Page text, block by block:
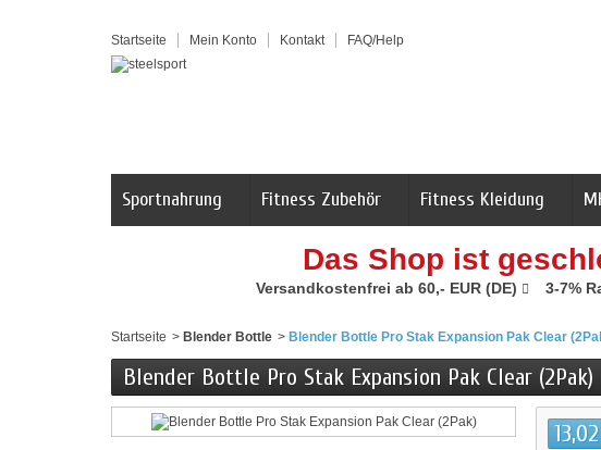
Startseite Mein Konto Kontakt FAQ/Help
Sportnahrung Fitness Zubehör Fitness Kleidung
Das Shop ist
Versandkostenfrei ab 60,- EUR (DE) 3-7%
Startseite > Blender Bottle > Blender Bottle Pro Stak Expansion Pak Clear
Blender Bottle Pro Stak Expansion Pak Clear (2Pak)